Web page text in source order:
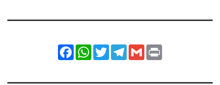
FacebookWhatsApp
TwitterTelegram
Gmail